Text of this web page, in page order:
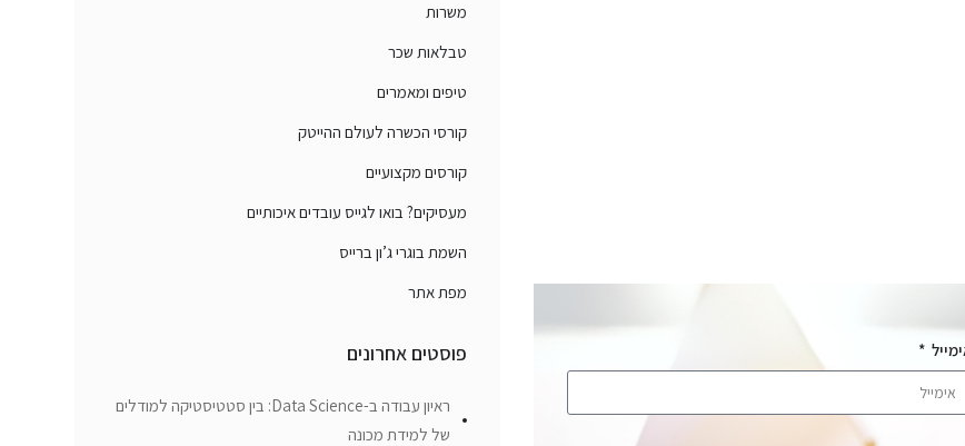
משרות
טבלאות שכר
טיפים ומאמרים
קורסי הכשרה לעולם ההייטק
קורסים מקצועיים
מעסיקים? בואו לגייס עובדים איכותיים
השמת בוגרי ג’ון ברייס
מפת אתר
פוסטים אחרונים
ראיון עבודה ב-Data Science: בין סטטיסטיקה למודלים
של למידת מכונה